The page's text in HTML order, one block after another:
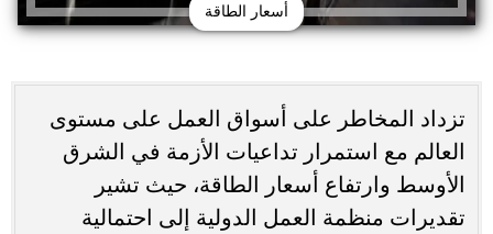
أسعار الطاقة
تزداد المخاطر على أسواق العمل على مستوى
العالم مع استمرار تداعيات الأزمة في الشرق
الأوسط وارتفاع أسعار الطاقة، حيث تشير
تقديرات منظمة العمل الدولية إلى احتمالية